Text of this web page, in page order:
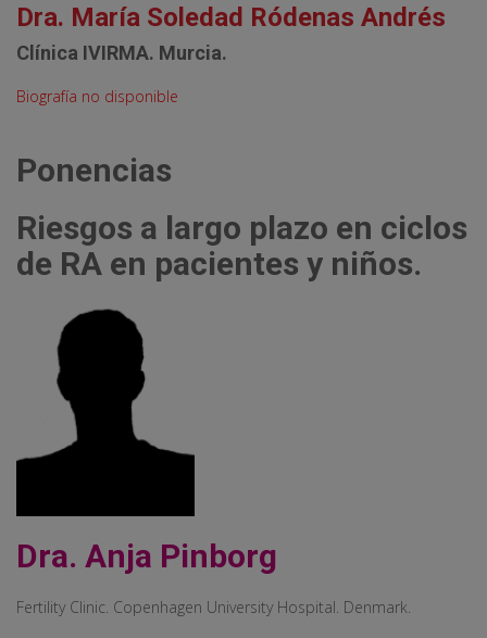
Dra. María Soledad Ródenas Andrés
Clínica IVIRMA. Murcia.
Biografía no disponible
Ponencias
Riesgos a largo plazo en ciclos
de RA en pacientes y niños.
Dra. Anja Pinborg
Fertility Clinic. Copenhagen University Hospital. Denmark.